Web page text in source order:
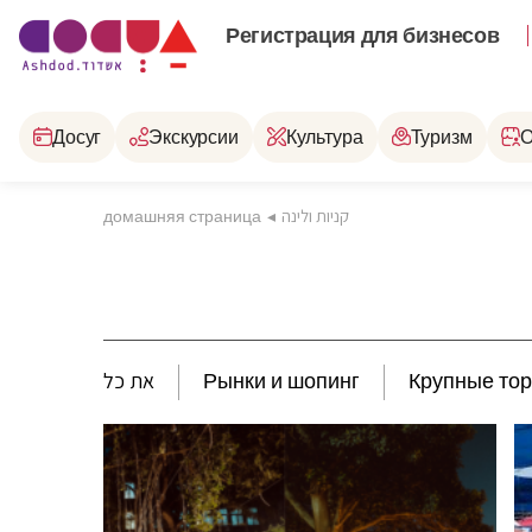
Регистрация для бизнесов
Досуг Экскурсии Культура Туризм
домашняя страница ◂ קניות ולינה
את כל Рынки и шопинг Крупные